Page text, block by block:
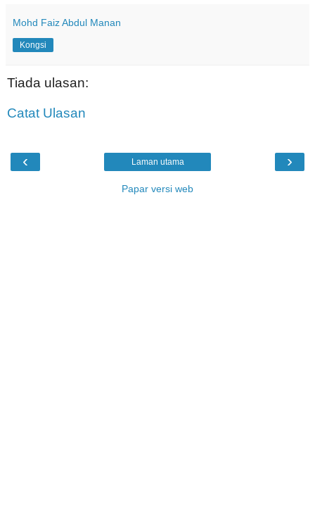
Mohd Faiz Abdul Manan
Kongsi
Tiada ulasan:
Catat Ulasan
‹ ›
Laman utama
Papar versi web